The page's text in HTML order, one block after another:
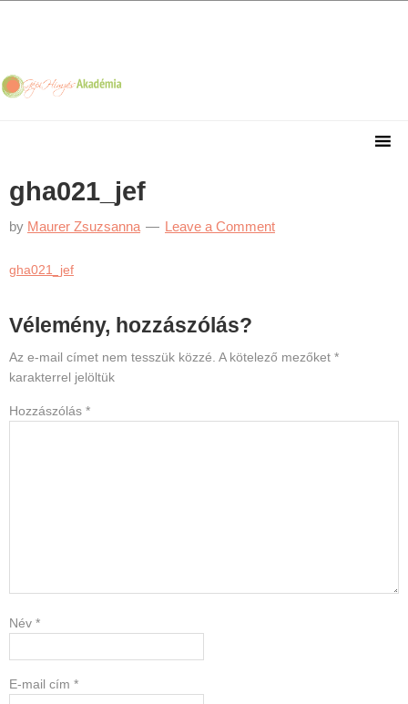
navigation
content
sidebar
gha021_jef
by Maurer Zsuzsanna Leave a Comment
gha021_jef
Reader
Interactions
Vélemény, hozzászólás?
Az e-mail címet nem tesszük közzé. A kötelező mezőket *
karakterrel jelöltük
Hozzászólás *
Név *
E-mail cím *